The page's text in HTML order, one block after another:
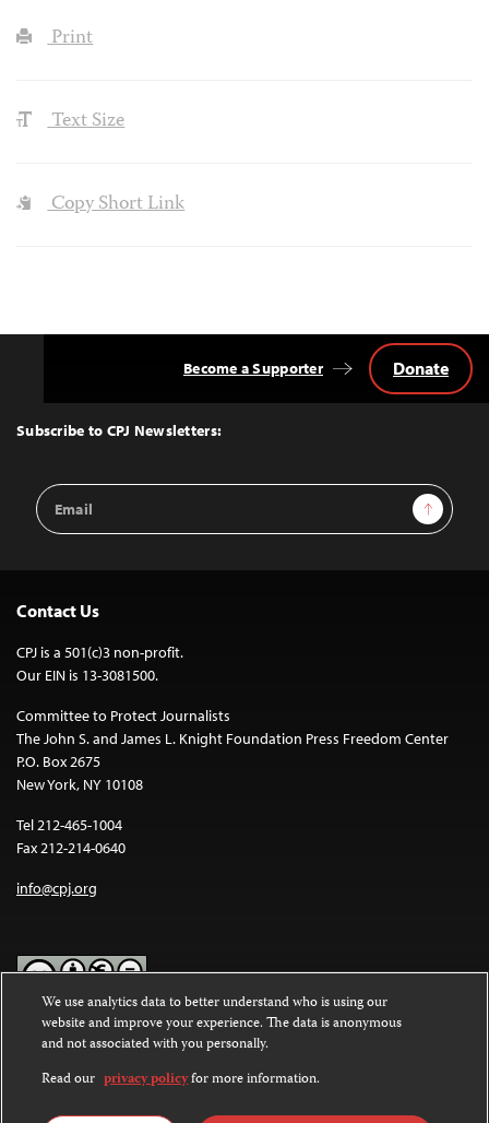
Print
Text Size
Copy Short Link
Top
Subscribe to CPJ Newsletters:
Email
Address
Sign Up
Become a Supporter Donate
Contact Us
CPJ is a 501(c)3 non-profit.
Our EIN is 13-3081500.
Committee to Protect Journalists
The John S. and James L. Knight Foundation Press Freedom Center
P.O. Box 2675
New York, NY 10108
Tel 212-465-1004
Fax 212-214-0640
info@cpj.org
Except where noted, text on this website is licensed under a
Commons Attribution-NonCommercial-NoDerivatives 4.0
International License.
Images and other media are not covered by the Creative Commons
We use analytics data to better understand who is using our
website and improve your experience. The data is anonymous
and not associated with you personally.
Read our privacy policyfor more information.